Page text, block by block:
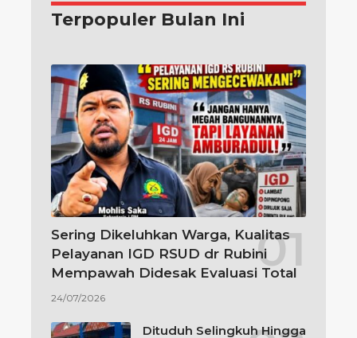
Terpopuler Bulan Ini
Sering Dikeluhkan Warga, Kualitas
Pelayanan IGD RSUD dr Rubini
Mempawah Didesak Evaluasi Total
24/07/2026
Dituduh Selingkuh Hingga